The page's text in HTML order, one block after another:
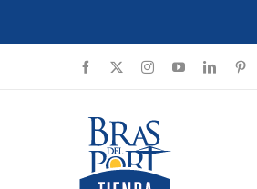
Facebook InstagramYouTubeLinkedIn